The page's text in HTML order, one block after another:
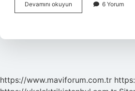
Devamını okuyun
Türlü
6 Yorum
https://www.maviforum.com.tr